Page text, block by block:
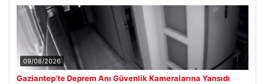
09/08/2026
Gaziantep’te Deprem Anı Güvenlik Kameralarına Yansıdı